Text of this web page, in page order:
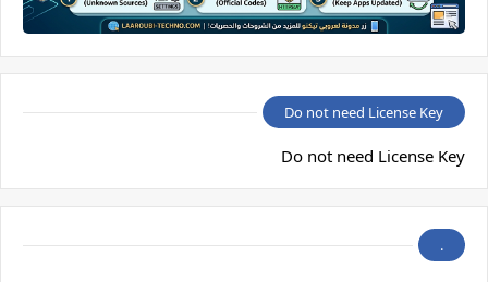
Do not need License Key
Do not need License Key
.